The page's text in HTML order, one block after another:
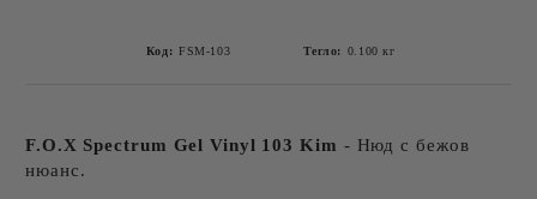
Код: FSM-103 Тегло: 0.100 кг
F.O.X Spectrum Gel Vinyl 103 Kim - Нюд с бежов
нюанс.